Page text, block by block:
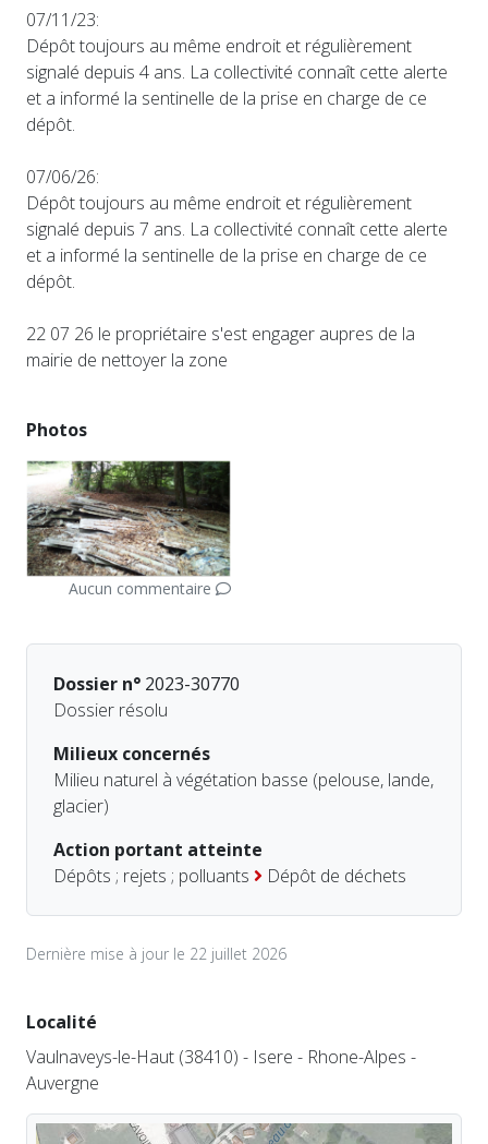
07/11/23:
Dépôt toujours au même endroit et régulièrement
signalé depuis 4 ans. La collectivité connaît cette alerte
et a informé la sentinelle de la prise en charge de ce
dépôt.
07/06/26:
Dépôt toujours au même endroit et régulièrement
signalé depuis 7 ans. La collectivité connaît cette alerte
et a informé la sentinelle de la prise en charge de ce
dépôt.
22 07 26 le propriétaire s'est engager aupres de la
mairie de nettoyer la zone
Photos
Aucun commentaire
Dossier n° 2023-30770
Dossier résolu
Milieux concernés
Milieu naturel à végétation basse (pelouse, lande,
glacier)
Action portant atteinte
Dépôts ; rejets ; polluants
Dépôt de déchets
Dernière mise à jour le 22 juillet 2026
Localité
Vaulnaveys-le-Haut (38410) - Isere - Rhone-Alpes -
Auvergne